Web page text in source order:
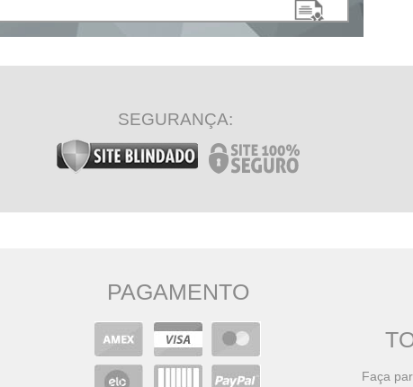
SEGURANÇA:
PAGAMENTO
Faça